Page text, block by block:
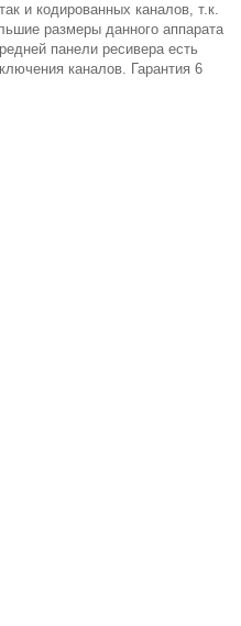
и кодированных каналов, т.к.
размеры данного аппарата
панели ресивера есть
каналов. Гарантия 6